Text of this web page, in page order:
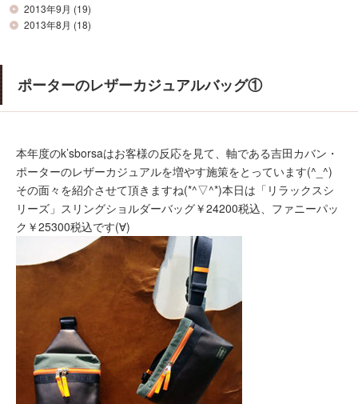
2013年9月 (19)
2013年8月 (18)
ポーターのレザーカジュアルバッグ①
本年度のk’sborsaはお客様の反応を見て、軸である吉田カバン・
ポーターのレザーカジュアルを増やす施策をとっています(^_^)
その面々を紹介させて頂きますね(*^▽^*)本日は「リラックスシ
リーズ」スリングショルダーバッグ￥24200税込、ファニーパッ
ク￥25300税込です(∀)